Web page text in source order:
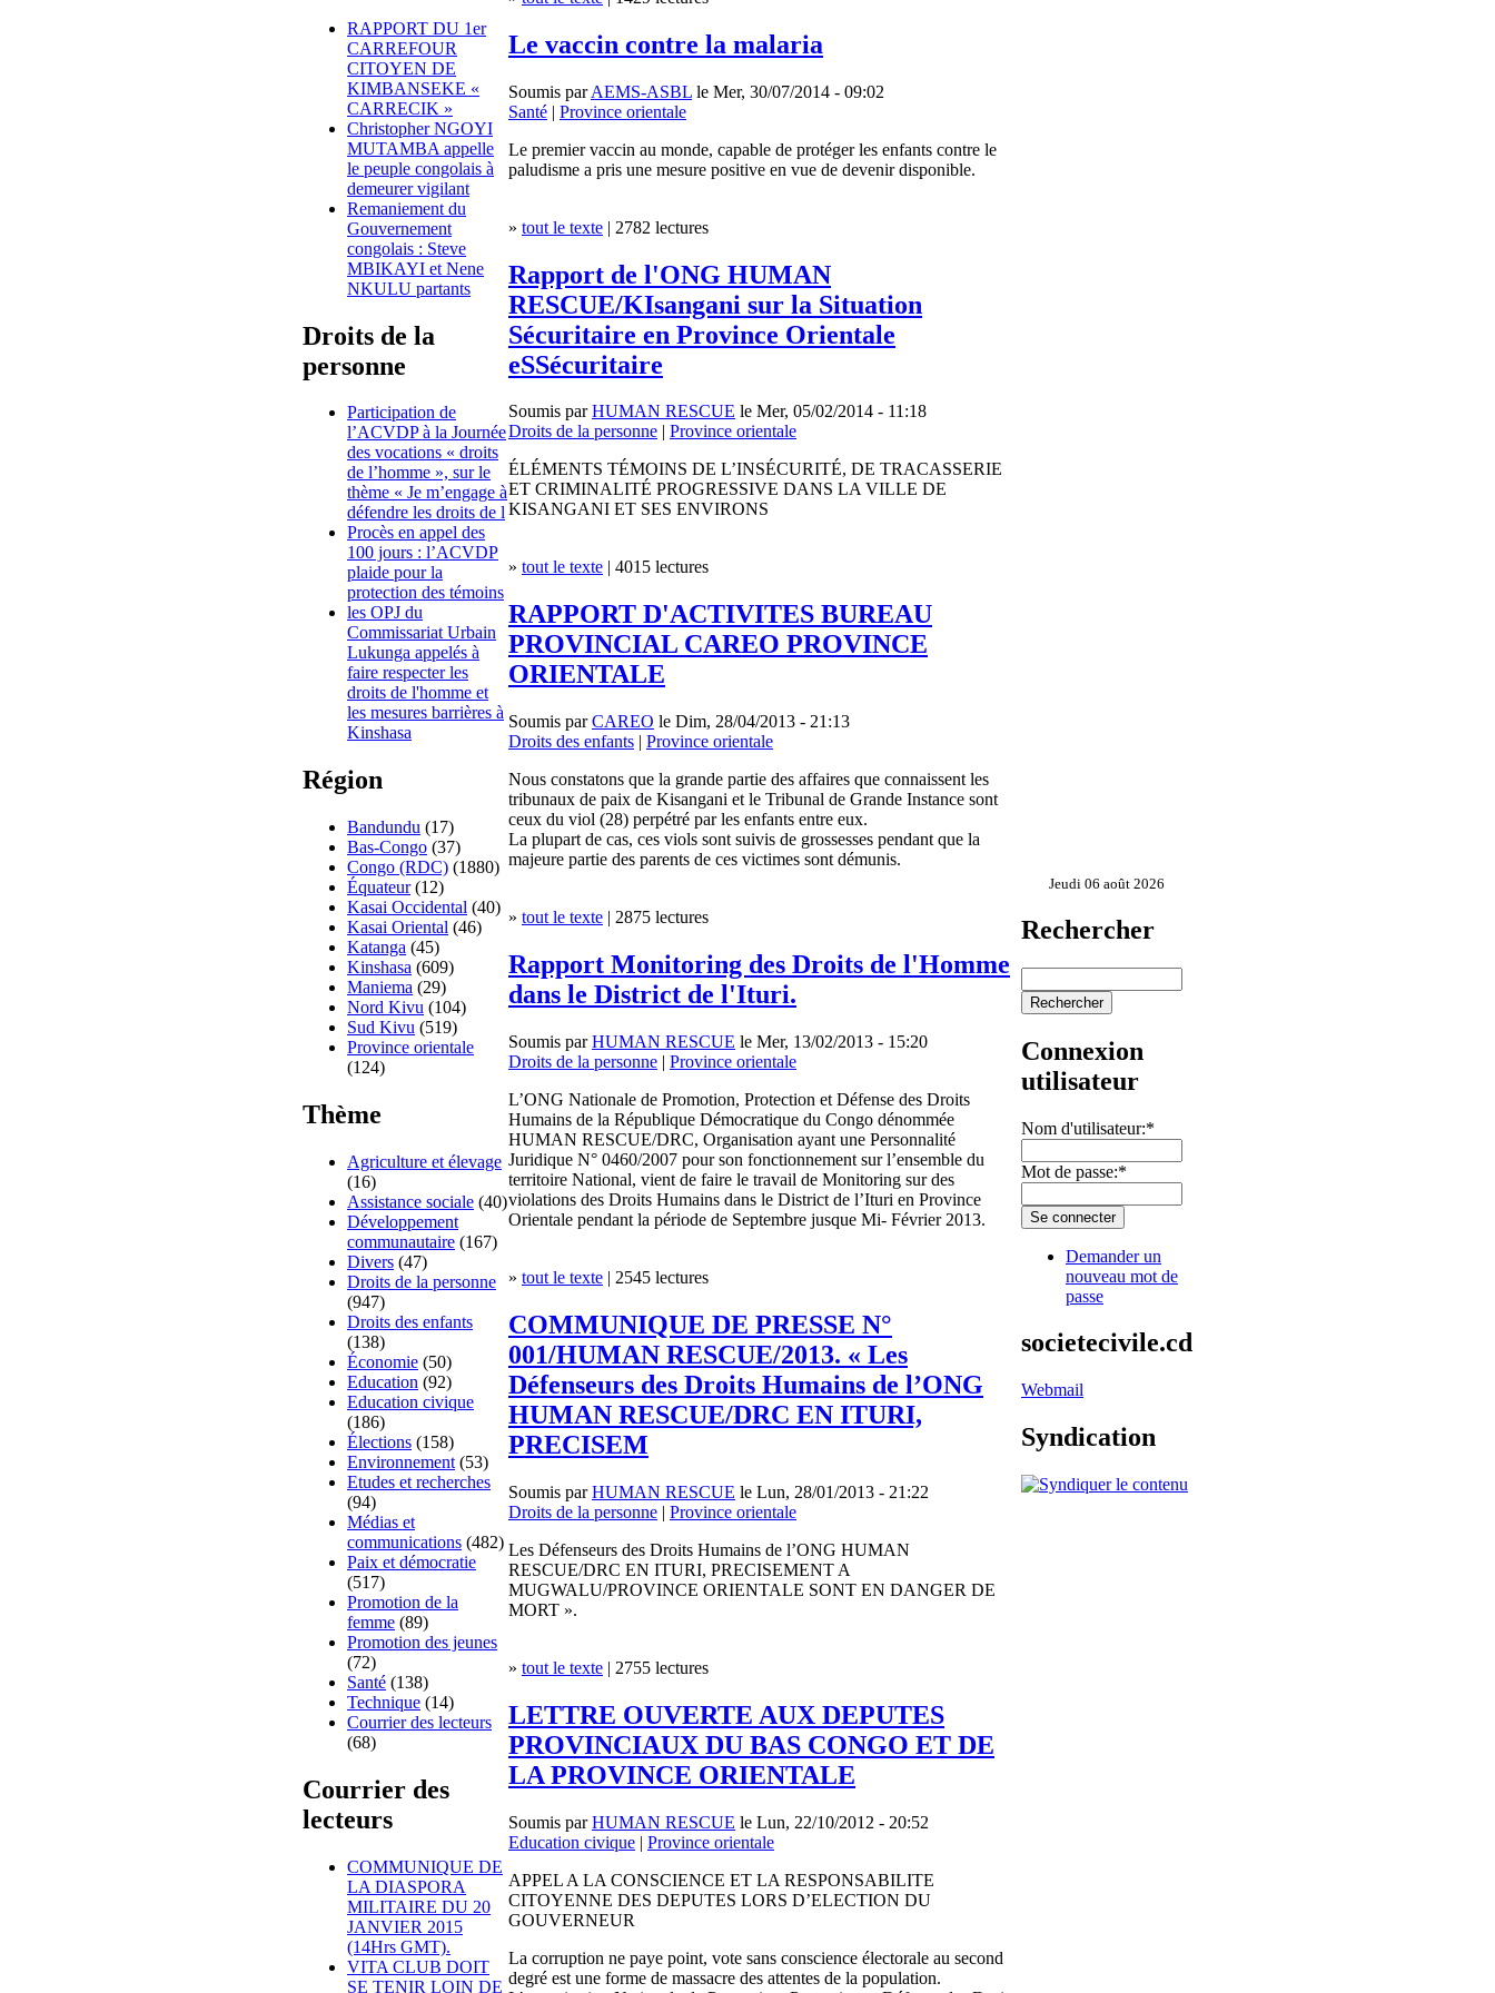
RAPPORT DU 1er
CARREFOUR
CITOYEN DE
KIMBANSEKE «
CARRECIK »
Christopher NGOYI
MUTAMBA appelle
le peuple congolais à
demeurer vigilant
Remaniement du
Gouvernement
congolais : Steve
MBIKAYI et Nene
NKULU partants
Droits de la
personne
Participation de
l’ACVDP à la Journée
des vocations « droits
de l’homme », sur le
thème « Je m’engage à
défendre les droits de l
Procès en appel des
100 jours : l’ACVDP
plaide pour la
protection des témoins
les OPJ du
Commissariat Urbain
Lukunga appelés à
faire respecter les
droits de l'homme et
les mesures barrières à
Kinshasa
Région
Bandundu (17)
Bas-Congo (37)
Congo (RDC) (1880)
Équateur(12)
Kasai Occidental (40)
Kasai Oriental (46)
Katanga (45)
Kinshasa (609)
Maniema (29)
Nord Kivu (104)
Sud Kivu (519)
Province orientale
(124)
Thème
Agriculture et élevage
(16)
Assistance sociale (40)
Développement
communautaire (167)
Divers (47)
Droits de la personne
(947)
Droits des enfants
(138)
Économie (50)
Education (92)
Education civique
(186)
Élections (158)
Environnement (53)
Etudes et recherches
(94)
Médias et
communications (482)
Paix et démocratie
(517)
Promotion de la
femme (89)
Promotion des jeunes
(72)
Santé (138)
Technique (14)
Courrier des lecteurs
(68)
Courrier des
lecteurs
COMMUNIQUE DE
LA DIASPORA
MILITAIRE DU 20
JANVIER 2015
(14Hrs GMT).
VITA CLUB DOIT
SE TENIR LOIN DE
Le vaccin contre la malaria
Soumis parAEMS-ASBL le Mer, 30/07/2014 - 09:02
Santé | Province orientale
Le premier vaccin au monde, capable de protéger les enfants contre le
paludisme a pris une mesure positive en vue de devenir disponible.
» tout le texte | 2782 lectures
Rapport de l'ONG HUMAN
RESCUE/KIsangani sur la Situation
Sécuritaire en Province Orientale
eSSécuritaire
Soumis parHUMAN RESCUE le Mer, 05/02/2014 - 11:18
Droits de la personne | Province orientale
ÉLÉMENTS TÉMOINS DE L’INSÉCURITÉ, DE TRACASSERIE
ET CRIMINALITÉ PROGRESSIVE DANS LA VILLE DE
KISANGANI ET SES ENVIRONS
» tout le texte | 4015 lectures
RAPPORT D'ACTIVITES BUREAU
PROVINCIAL CAREO PROVINCE
ORIENTALE
Soumis parCAREO le Dim, 28/04/2013 - 21:13
Droits des enfants | Province orientale
Nous constatons que la grande partie des affaires que connaissent les
tribunaux de paix de Kisangani et le Tribunal de Grande Instance sont
ceux du viol (28) perpétré par les enfants entre eux.
La plupart de cas, ces viols sont suivis de grossesses pendant que la
majeure partie des parents de ces victimes sont démunis.
» tout le texte | 2875 lectures
Rapport Monitoring des Droits de l'Homme
dans le District de l'Ituri.
Soumis parHUMAN RESCUE le Mer, 13/02/2013 - 15:20
Droits de la personne | Province orientale
L’ONG Nationale de Promotion, Protection et Défense des Droits
Humains de la République Démocratique du Congo dénommée
HUMAN RESCUE/DRC, Organisation ayant une Personnalité
Juridique N° 0460/2007 pour son fonctionnement sur l’ensemble du
territoire National, vient de faire le travail de Monitoring sur des
violations des Droits Humains dans le District de l’Ituri en Province
Orientale pendant la période de Septembre jusque Mi- Février 2013.
» tout le texte | 2545 lectures
COMMUNIQUE DE PRESSE N°
001/HUMAN RESCUE/2013. « Les
Défenseurs des Droits Humains de l’ONG
HUMAN RESCUE/DRC EN ITURI,
PRECISEM
Soumis parHUMAN RESCUE le Lun, 28/01/2013 - 21:22
Droits de la personne | Province orientale
Les Défenseurs des Droits Humains de l’ONG HUMAN
RESCUE/DRC EN ITURI, PRECISEMENT A
MUGWALU/PROVINCE ORIENTALE SONT EN DANGER DE
MORT ».
» tout le texte | 2755 lectures
LETTRE OUVERTE AUX DEPUTES
PROVINCIAUX DU BAS CONGO ET DE
LA PROVINCE ORIENTALE
Soumis parHUMAN RESCUE le Lun, 22/10/2012 - 20:52
Education civique | Province orientale
APPEL A LA CONSCIENCE ET LA RESPONSABILITE
CITOYENNE DES DEPUTES LORS D’ELECTION DU
GOUVERNEUR
La corruption ne paye point, vote sans conscience électorale au second
degré est une forme de massacre des attentes de la population.
Jeudi 06 août 2026
Rechercher
Connexion
utilisateur
Nom d'utilisateur:*
Mot de passe:*
Demander un
nouveau mot de
passe
societecivile.cd
Webmail
Syndication